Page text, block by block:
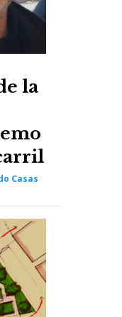
la
Casas